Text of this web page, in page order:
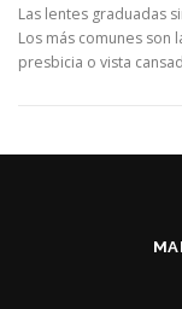
Las lentes graduadas
Los más comunes son
presbicia o vista